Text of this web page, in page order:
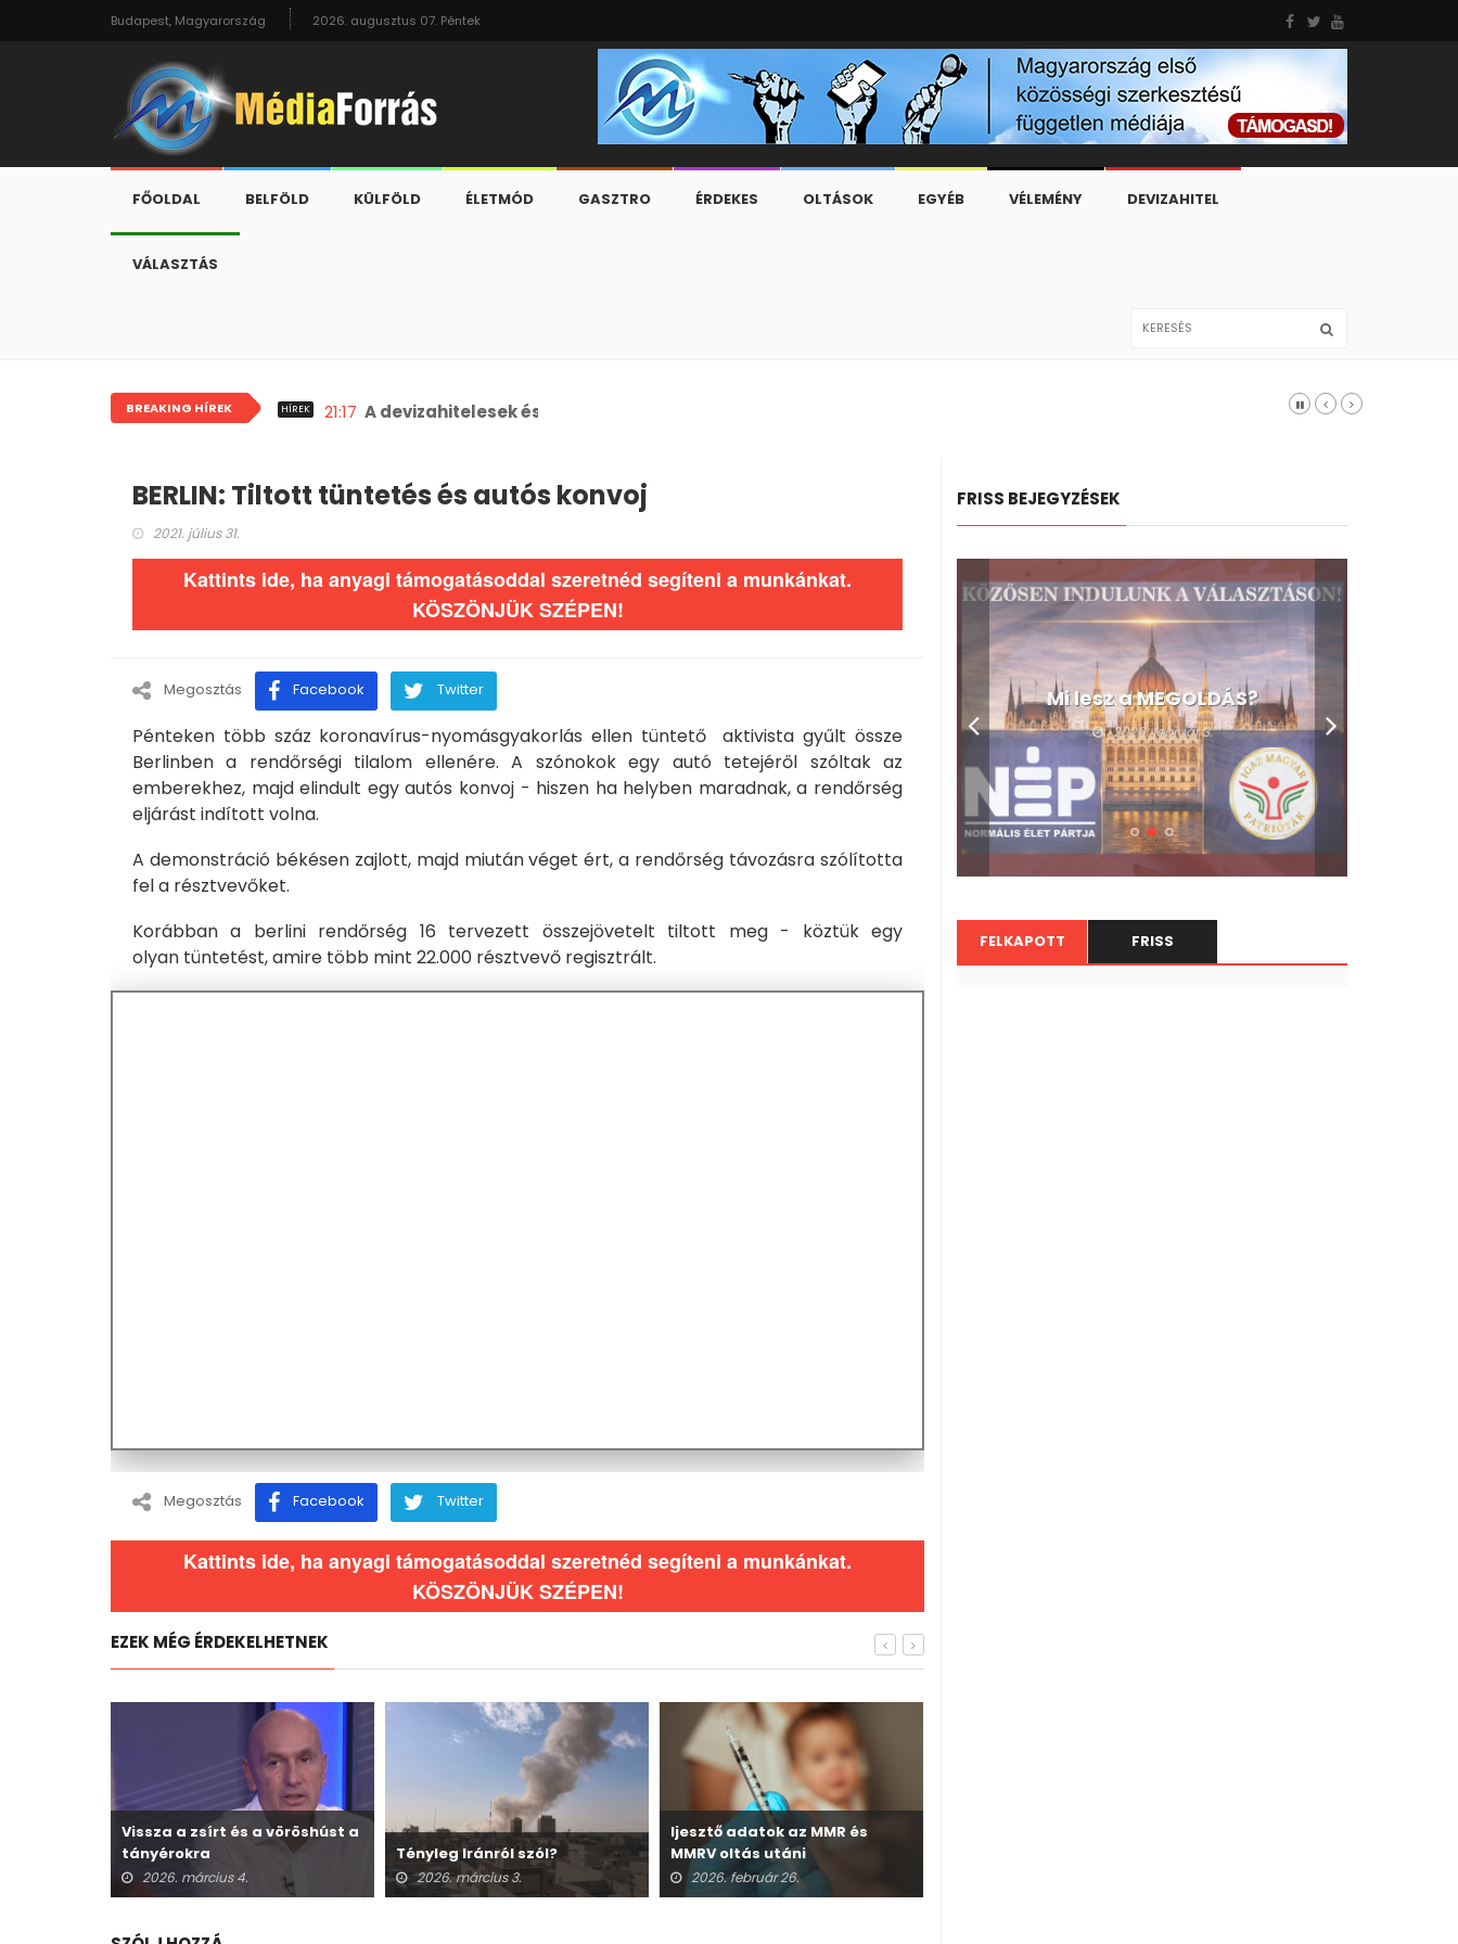
Budapest, Magyarország 2026. augusztus 07. Péntek
FŐOLDAL BELFÖLD KÜLFÖLD ÉLETMÓD GASZTRO ÉRDEKES OLTÁSOK EGYÉB VÉLEMÉNY DEVIZAHITEL
VÁLASZTÁS
BREAKING HÍREK HÍREK 21:17 A devizahitelesek és a C-630/23-as ügy
BERLIN: Tiltott tüntetés és autós konvoj
2021. július 31.
Kattints ide, ha anyagi támogatásoddal szeretnéd segíteni a munkánkat.
KÖSZÖNJÜK SZÉPEN!
Megosztás Facebook Twitter
Pénteken több száz koronavírus-nyomásgyakorlás ellen tüntető aktivista gyűlt össze
Berlinben a rendőrségi tilalom ellenére. A szónokok egy autó tetejéről szóltak az
emberekhez, majd elindult egy autós konvoj - hiszen ha helyben maradnak, a rendőrség
eljárást indított volna.
A demonstráció békésen zajlott, majd miután véget ért, a rendőrség távozásra szólította
fel a résztvevőket.
Korábban a berlini rendőrség 16 tervezett összejövetelt tiltott meg - köztük egy
olyan tüntetést, amire több mint 22.000 résztvevő regisztrált.
Megosztás Facebook Twitter
Kattints ide, ha anyagi támogatásoddal szeretnéd segíteni a munkánkat.
KÖSZÖNJÜK SZÉPEN!
EZEK MÉG ÉRDEKELHETNEK
Vissza a zsírt és a vöröshúst a
tányérokra
2026. március 4.
Tényleg Iránról szól?
2026. március 3.
Ijesztő adatok az MMR és
MMRV oltás utáni
halálesetekről
2026. február 26.
FRISS BEJEGYZÉSEK
Mi lesz a MEGOLDÁS?
2026. február 3.
FELKAPOTT FRISS